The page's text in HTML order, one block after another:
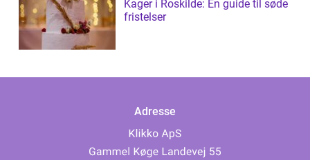
Kager i Roskilde: En guide til søde
fristelser
Adresse